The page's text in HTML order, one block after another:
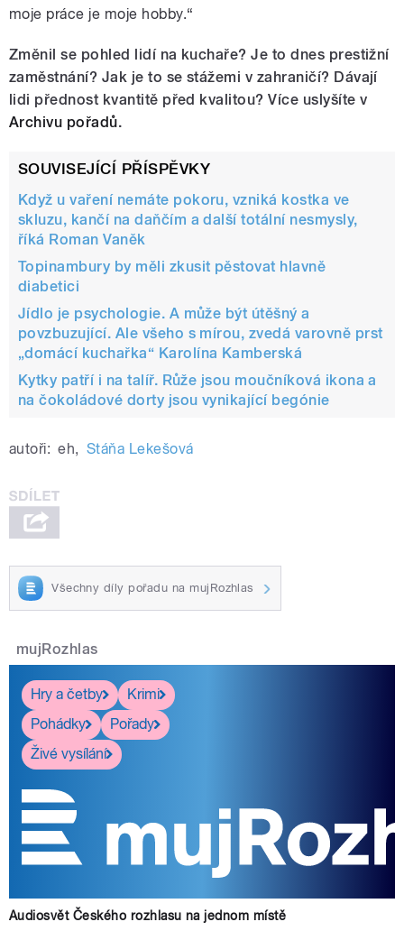
moje práce je moje hobby.“
Změnil se pohled lidí na kuchaře? Je to dnes prestižní
zaměstnání? Jak je to se stážemi v zahraničí? Dávají
lidi přednost kvantitě před kvalitou? Více uslyšíte v
Archivu pořadů.
SOUVISEJÍCÍ PŘÍSPĚVKY
Když u vaření nemáte pokoru, vzniká kostka ve
skluzu, kančí na daňčím a další totální nesmysly,
říká Roman Vaněk
Topinambury by měli zkusit pěstovat hlavně
diabetici
Jídlo je psychologie. A může být útěšný a
povzbuzující. Ale všeho s mírou, zvedá varovně prst
„domácí kuchařka“ Karolína Kamberská
Kytky patří i na talíř. Růže jsou moučníková ikona a
na čokoládové dorty jsou vynikající begónie
autoři: eh, Stáňa Lekešová
Všechny díly pořadu na mujRozhlas
mujRozhlas
Hry a četby
Krimi
Pohádky
Pořady
Živé vysílání
Audiosvět Českého rozhlasu na jednom místě